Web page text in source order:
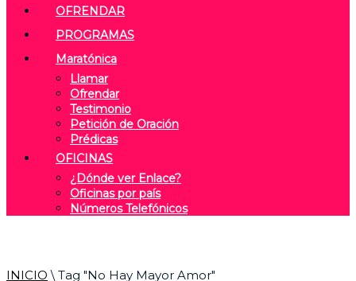
OFRENDAR
PROGRAMAS
Maratónica
Llamar
Ofrendar
Testimonio
Petición de Oración
Prédicas
OFICINAS
¿Dónde ver Enlace?
Oficinas por país
Números Telefónicos
INICIO \ Tag "No Hay Mayor Amor"